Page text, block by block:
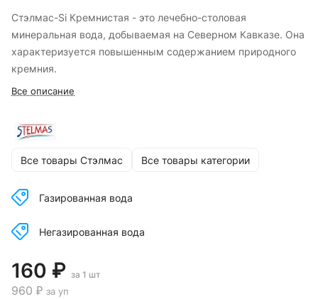
Стэлмас-Si Кремнистая - это лечебно-столовая
минеральная вода, добываемая на Северном Кавказе. Она
характеризуется повышенным содержанием природного
кремния.
Все описание
Все товары Стэлмас Все товары категории
Газированная вода
Негазированная вода
160 ₽ за 1 шт
960 ₽ за уп